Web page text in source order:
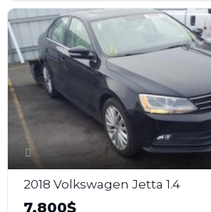
2018 Volkswagen Jetta 1.4
7,800$